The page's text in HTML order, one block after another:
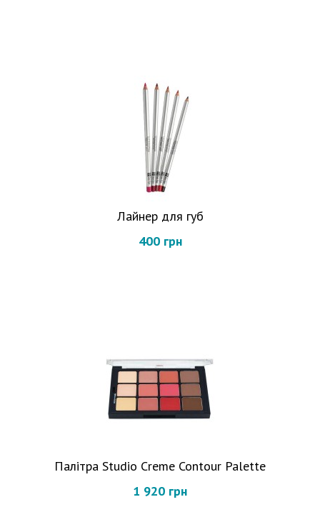
Лайнер для губ
400 грн
Палітра Studio Creme Contour Palette
1 920 грн